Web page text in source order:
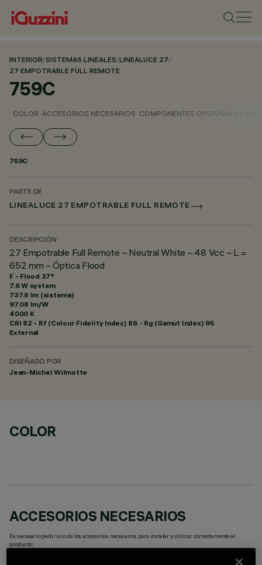
INTERIOR/SISTEMAS LINEALES/LINEALUCE 27/
27 EMPOTRABLE FULL REMOTE
759C
COLOR ACCESORIOS NECESARIOS COMPONENTES OPCIONALES
759C
PARTE DE
LINEALUCE 27 EMPOTRABLE FULL REMOTE
DESCRIPCIÓN
27 Empotrable Full Remote – Neutral White – 48 Vcc – L =
652 mm – Óptica Flood
F - Flood 37°
7.6 W system
737.8 lm (sistema)
97.08 lm/W
4000 K
CRI 82 - Rf (Colour Fidelity Index) 86 - Rg (Gamut Index) 95
External
DISEÑADO POR
Jean-Michel Wilmotte
COLOR
ACCESORIOS NECESARIOS
Es necesario pedir uno de los accesorios necesarios para instalar y utilizar correctamente el
producto: